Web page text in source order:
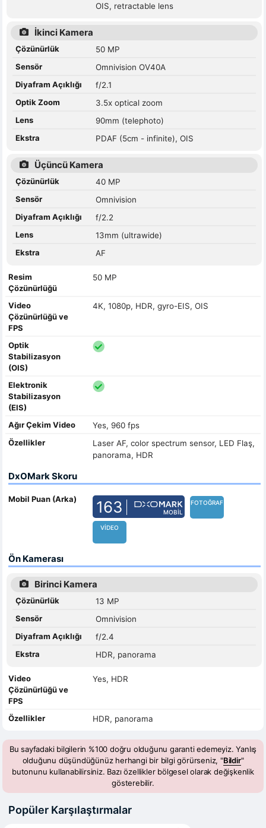
OIS, retractable lens
İkinci Kamera
Çözünürlük
50 MP
Sensör
Omnivision OV40A
Diyafram Açıklığı
f/2.1
Optik Zoom
3.5x optical zoom
Lens
90mm (telephoto)
Ekstra
PDAF (5cm - infinite), OIS
Üçüncü Kamera
Çözünürlük
40 MP
Sensör
Omnivision
Diyafram Açıklığı
f/2.2
Lens
13mm (ultrawide)
Ekstra
AF
Resim
Çözünürlüğü
50 MP
Video
Çözünürlüğü ve
FPS
4K, 1080p, HDR, gyro-EIS, OIS
Optik
Stabilizasyon
(OIS)
Elektronik
Stabilizasyon
(EIS)
Ağır Çekim Video
Yes, 960 fps
Özellikler
Laser AF, color spectrum sensor, LED Flaş,
panorama, HDR
DxOMark Skoru
Mobil Puan (Arka) 163 MOBIL
FOTOĞRAF
VIDEO
Ön Kamerası
Birinci Kamera
Çözünürlük
13 MP
Sensör
Omnivision
Diyafram Açıklığı
f/2.4
Ekstra
HDR, panorama
Video
Çözünürlüğü ve
FPS
Yes, HDR
Özellikler HDR, panorama
Bu sayfadaki bilgilerin %100 doğru olduğunu garanti edemeyiz. Yanlış
olduğunu düşündüğünüz herhangi bir bilgi görürseniz, "Bildir"
butonunu kullanabilirsiniz. Bazı özellikler bölgesel olarak değişkenlik
gösterebilir.
Popüler Karşılaştırmalar